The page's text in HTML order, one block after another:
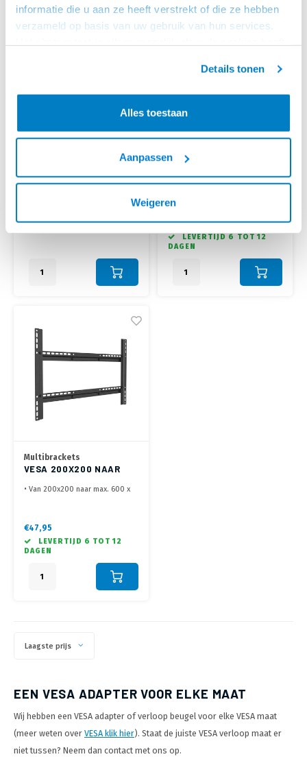
informatie die u aan ze heeft verstrekt of die ze hebben
verzameld op basis van uw gebruik van hun services.
Details tonen
Alles toestaan
Aanpassen
Weigeren
200X200 ADAPTER
• Van VESA 100x100 naar
schermformaten
€27,95 OP VOORRAAD
Multibrackets
VESA MONITOR SLIDER
ZWART
• Maakt je monitor in hoogte
• Hoogte verstelling van 15 cm
• VESA75, VESA100, Max 8 kg, 13-
€37,95
LEVERTIJD 6 TOT 12
DAGEN
Multibrackets
VESA 200X200 NAAR
• Van 200x200 naar max. 600 x
monitorarm
€47,95
LEVERTIJD 6 TOT 12
DAGEN
Laagste prijs
EEN VESA ADAPTER VOOR ELKE MAAT
Wij hebben een VESA adapter of verloop beugel voor elke VESA maat
(meer weten over VESA klik hier). Staat de juiste VESA verloop maat er
niet tussen? Neem dan contact met ons op.